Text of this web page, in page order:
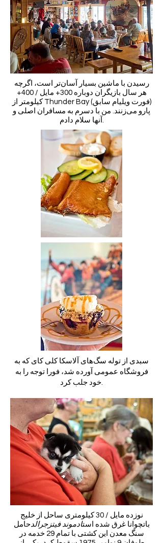
رسیدن با ماشین بسیار آسان‌تر است، اگرچه
هر سال بازیگران دوباره 300+ مایل / 400+
کیلومتر از Thunder Bay (فورت ویلیام سابق)
پارو می‌زنند. من با دسرم به مسافران اصلی و
آنها سلام دادم.
سبدی از توله سگ‌های آلاسکا کلی کای که به
فروشگاه عمومی آورده شد، فورا توجه را به
خود جلب کرد.
نوزده مایل / 30 کیلومتری ساحل از خلیج
باتچوانا غرق شده استادموند فیتزجرالدحامل
سنگ معدن این کشتی با تمام 29 خدمه در